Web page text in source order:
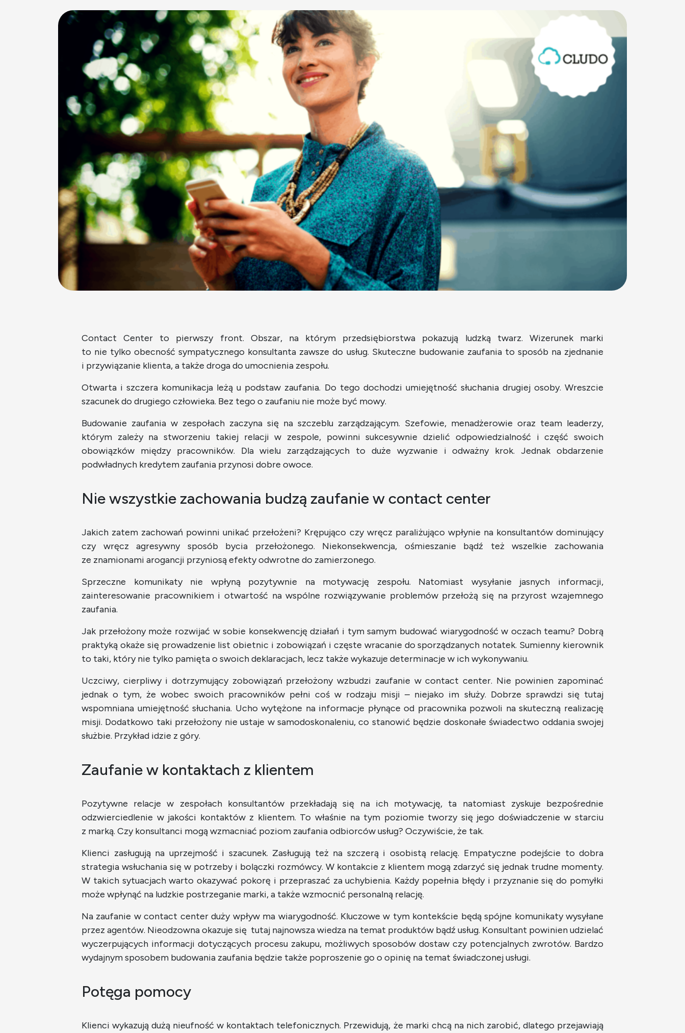
Contact Center to pierwszy front. Obszar, na którym przedsiębiorstwa pokazują ludzką twarz. Wizerunek marki
to nie tylko obecność sympatycznego konsultanta zawsze do usług. Skuteczne budowanie zaufania to sposób na zjednanie
i przywiązanie klienta, a także droga do umocnienia zespołu.
Otwarta i szczera komunikacja leżą u podstaw zaufania. Do tego dochodzi umiejętność słuchania drugiej osoby. Wreszcie
szacunek do drugiego człowieka. Bez tego o zaufaniu nie może być mowy.
Budowanie zaufania w zespołach zaczyna się na szczeblu zarządzającym. Szefowie, menadżerowie oraz team leaderzy,
którym zależy na stworzeniu takiej relacji w zespole, powinni sukcesywnie dzielić odpowiedzialność i część swoich
obowiązków między pracowników. Dla wielu zarządzających to duże wyzwanie i odważny krok. Jednak obdarzenie
podwładnych kredytem zaufania przynosi dobre owoce.
Nie wszystkie zachowania budzą zaufanie w contact center
Jakich zatem zachowań powinni unikać przełożeni? Krępująco czy wręcz paraliżująco wpłynie na konsultantów dominujący
czy wręcz agresywny sposób bycia przełożonego. Niekonsekwencja, ośmieszanie bądź też wszelkie zachowania
ze znamionami arogancji przyniosą efekty odwrotne do zamierzonego.
Sprzeczne komunikaty nie wpłyną pozytywnie na motywację zespołu. Natomiast wysyłanie jasnych informacji,
zainteresowanie pracownikiem i otwartość na wspólne rozwiązywanie problemów przełożą się na przyrost wzajemnego
zaufania.
Jak przełożony może rozwijać w sobie konsekwencję działań i tym samym budować wiarygodność w oczach teamu? Dobrą
praktyką okaże się prowadzenie list obietnic i zobowiązań i częste wracanie do sporządzanych notatek. Sumienny kierownik
to taki, który nie tylko pamięta o swoich deklaracjach, lecz także wykazuje determinacje w ich wykonywaniu.
Uczciwy, cierpliwy i dotrzymujący zobowiązań przełożony wzbudzi zaufanie w contact center. Nie powinien zapominać
jednak o tym, że wobec swoich pracowników pełni coś w rodzaju misji – niejako im służy. Dobrze sprawdzi się tutaj
wspomniana umiejętność słuchania. Ucho wytężone na informacje płynące od pracownika pozwoli na skuteczną realizację
misji. Dodatkowo taki przełożony nie ustaje w samodoskonaleniu, co stanowić będzie doskonałe świadectwo oddania swojej
służbie. Przykład idzie z góry.
Zaufanie w kontaktach z klientem
Pozytywne relacje w zespołach konsultantów przekładają się na ich motywację, ta natomiast zyskuje bezpośrednie
odzwierciedlenie w jakości kontaktów z klientem. To właśnie na tym poziomie tworzy się jego doświadczenie w starciu
z marką. Czy konsultanci mogą wzmacniać poziom zaufania odbiorców usług? Oczywiście, że tak.
Klienci zasługują na uprzejmość i szacunek. Zasługują też na szczerą i osobistą relację. Empatyczne podejście to dobra
strategia wsłuchania się w potrzeby i bolączki rozmówcy. W kontakcie z klientem mogą zdarzyć się jednak trudne momenty.
W takich sytuacjach warto okazywać pokorę i przepraszać za uchybienia. Każdy popełnia błędy i przyznanie się do pomyłki
może wpłynąć na ludzkie postrzeganie marki, a także wzmocnić personalną relację.
Na zaufanie w contact center duży wpływ ma wiarygodność. Kluczowe w tym kontekście będą spójne komunikaty wysyłane
przez agentów. Nieodzowna okazuje się tutaj najnowsza wiedza na temat produktów bądź usług. Konsultant powinien udzielać
wyczerpujących informacji dotyczących procesu zakupu, możliwych sposobów dostaw czy potencjalnych zwrotów. Bardzo
wydajnym sposobem budowania zaufania będzie także poproszenie go o opinię na temat świadczonej usługi.
Potęga pomocy
Klienci wykazują dużą nieufność w kontaktach telefonicznych. Przewidują, że marki chcą na nich zarobić, dlatego przejawiają